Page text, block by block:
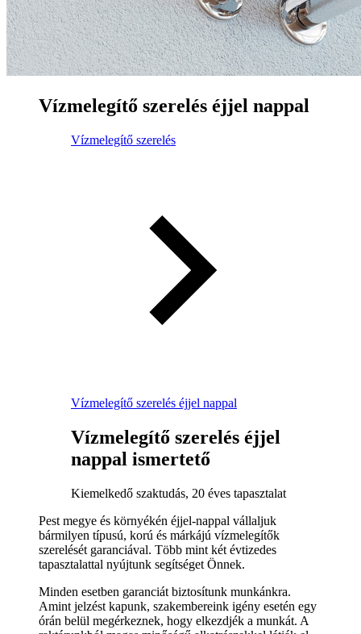
Vízmelegítő szerelés éjjel nappal
Vízmelegítő szerelés
Vízmelegítő szerelés éjjel nappal
Vízmelegítő szerelés éjjel
nappal ismertető
Kiemelkedő szaktudás, 20 éves tapasztalat
Pest megye és környékén éjjel-nappal vállaljuk
bármilyen típusú, korú és márkájú vízmelegítők
szerelését garanciával. Több mint két évtizedes
tapasztalattal nyújtunk segítséget Önnek.
Minden esetben garanciát biztosítunk munkánkra.
Amint jelzést kapunk, szakembereink igény esetén egy
órán belül megérkeznek, hogy elkezdjék a munkát. A